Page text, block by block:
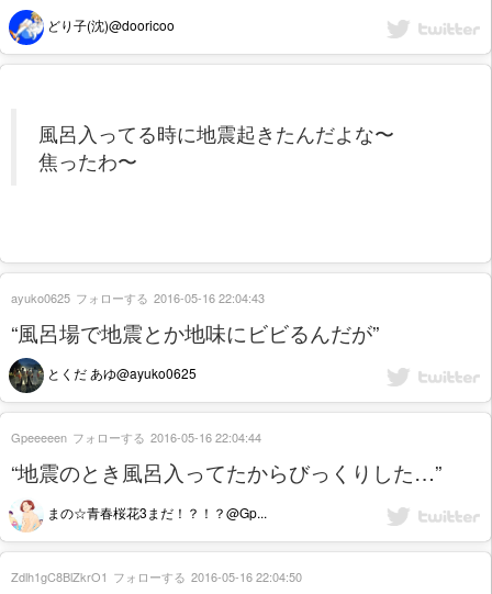
どり子(沈)@dooricoo
風呂入ってる時に地震起きたんだよな〜
焦ったわ〜
“風呂場で地震とか地味にビビるんだが”
とくだ あゆ@ayuko0625
ayuko0625 フォローする 2016-05-16 22:04:43
“地震のとき風呂入ってたからびっくりした…”
まの☆青春桜花3まだ！？！？@Gp...
Gpeeeeen フォローする 2016-05-16 22:04:44
Zdlh1gC8BlZkrO1 フォローする 2016-05-16 22:04:50